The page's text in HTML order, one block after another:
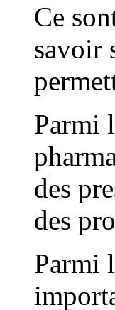
Ce
savoir
Parmi
des
des
Parmi